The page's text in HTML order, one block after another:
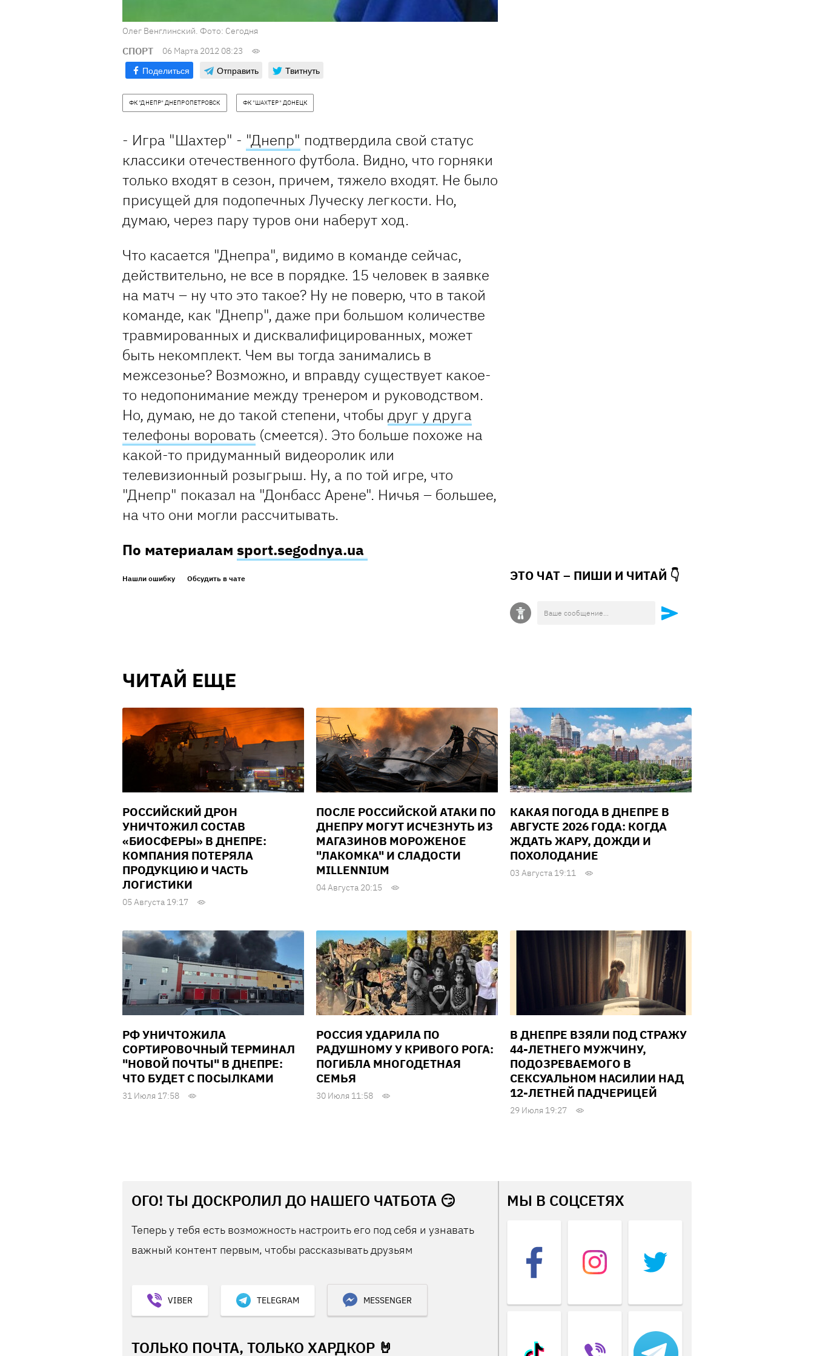
Олег Венглинский. Фото: Сегодня
СПОРТ 06 Марта 2012 08:23
Поделиться Отправить Твитнуть
ФК "ДНЕПР" ДНЕПРОПЕТРОВСК ФК "ШАХТЕР" ДОНЕЦК
- Игра "Шахтер" - "Днепр" подтвердила свой статус
классики отечественного футбола. Видно, что горняки
только входят в сезон, причем, тяжело входят. Не было
присущей для подопечных Луческу легкости. Но,
думаю, через пару туров они наберут ход.
Что касается "Днепра", видимо в команде сейчас,
действительно, не все в порядке. 15 человек в заявке
на матч – ну что это такое? Ну не поверю, что в такой
команде, как "Днепр", даже при большом количестве
травмированных и дисквалифицированных, может
быть некомплект. Чем вы тогда занимались в
межсезонье? Возможно, и вправду существует какое-
то недопонимание между тренером и руководством.
Но, думаю, не до такой степени, чтобы друг у друга
телефоны воровать (смеется). Это больше похоже на
какой-то придуманный видеоролик или
телевизионный розыгрыш. Ну, а по той игре, что
"Днепр" показал на "Донбасс Арене". Ничья – большее,
на что они могли рассчитывать.
По материалам sport.segodnya.ua
Нашли ошибку Обсудить в чате ЭТО ЧАТ – ПИШИ И ЧИТАЙ 👇
ЧИТАЙ ЕЩЕ
РОССИЙСКИЙ ДРОН
УНИЧТОЖИЛ СОСТАВ
«БИОСФЕРЫ» В ДНЕПРЕ:
КОМПАНИЯ ПОТЕРЯЛА
ПРОДУКЦИЮ И ЧАСТЬ
ЛОГИСТИКИ
05 Августа 19:17
ПОСЛЕ РОССИЙСКОЙ АТАКИ ПО
ДНЕПРУ МОГУТ ИСЧЕЗНУТЬ ИЗ
МАГАЗИНОВ МОРОЖЕНОЕ
"ЛАКОМКА" И СЛАДОСТИ
MILLENNIUM
04 Августа 20:15
КАКАЯ ПОГОДА В ДНЕПРЕ В
АВГУСТЕ 2026 ГОДА: КОГДА
ЖДАТЬ ЖАРУ, ДОЖДИ И
ПОХОЛОДАНИЕ
03 Августа 19:11
РФ УНИЧТОЖИЛА
СОРТИРОВОЧНЫЙ ТЕРМИНАЛ
"НОВОЙ ПОЧТЫ" В ДНЕПРЕ:
ЧТО БУДЕТ С ПОСЫЛКАМИ
31 Июля 17:58
РОССИЯ УДАРИЛА ПО
РАДУШНОМУ У КРИВОГО РОГА:
ПОГИБЛА МНОГОДЕТНАЯ
СЕМЬЯ
30 Июля 11:58
В ДНЕПРЕ ВЗЯЛИ ПОД СТРАЖУ
44-ЛЕТНЕГО МУЖЧИНУ,
ПОДОЗРЕВАЕМОГО В
СЕКСУАЛЬНОМ НАСИЛИИ НАД
12-ЛЕТНЕЙ ПАДЧЕРИЦЕЙ
29 Июля 19:27
ОГО! ТЫ ДОСКРОЛИЛ ДО НАШЕГО ЧАТБОТА 😏
Теперь у тебя есть возможность настроить его под себя и узнавать
важный контент первым, чтобы рассказывать друзьям
VIBER TELEGRAM MESSENGER
ТОЛЬКО ПОЧТА, ТОЛЬКО ХАРДКОР 🤘
МЫ В СОЦСЕТЯХ